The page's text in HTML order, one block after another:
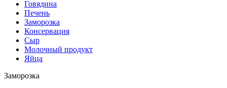
Говядина
Печень
Заморозка
Консервация
Сыр
Молочный продукт
Яйца
Заморозка